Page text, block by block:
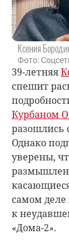
Ксения
Фото:
39-летняя
спешит
Курбаном
разошлись
Однако
уверены,
самом
к
«Дома-2».